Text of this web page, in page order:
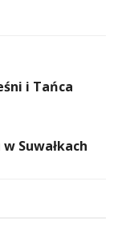
i Tańca
Suwałkach